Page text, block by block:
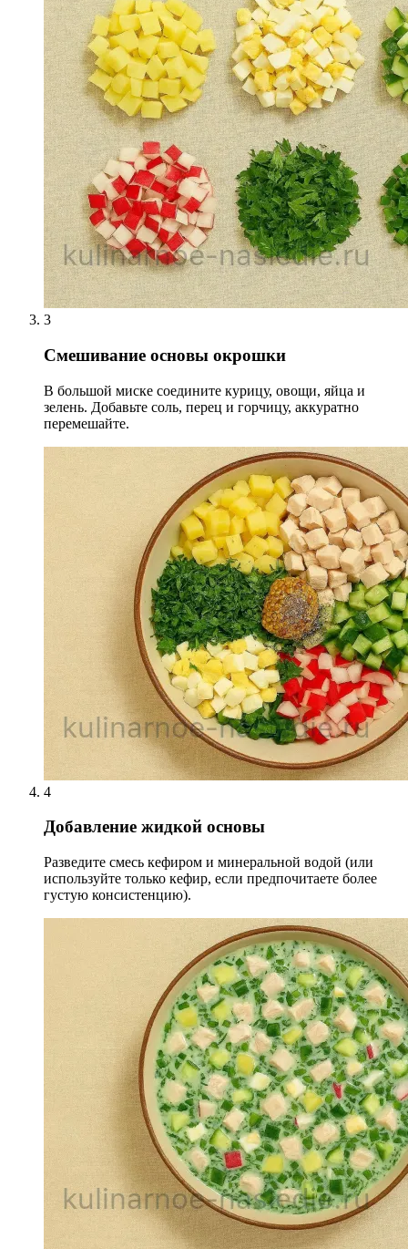
3
Смешивание основы окрошки
В большой миске соедините курицу, овощи, яйца и
зелень. Добавьте соль, перец и горчицу, аккуратно
перемешайте.
4
Добавление жидкой основы
Разведите смесь кефиром и минеральной водой (или
используйте только кефир, если предпочитаете более
густую консистенцию).